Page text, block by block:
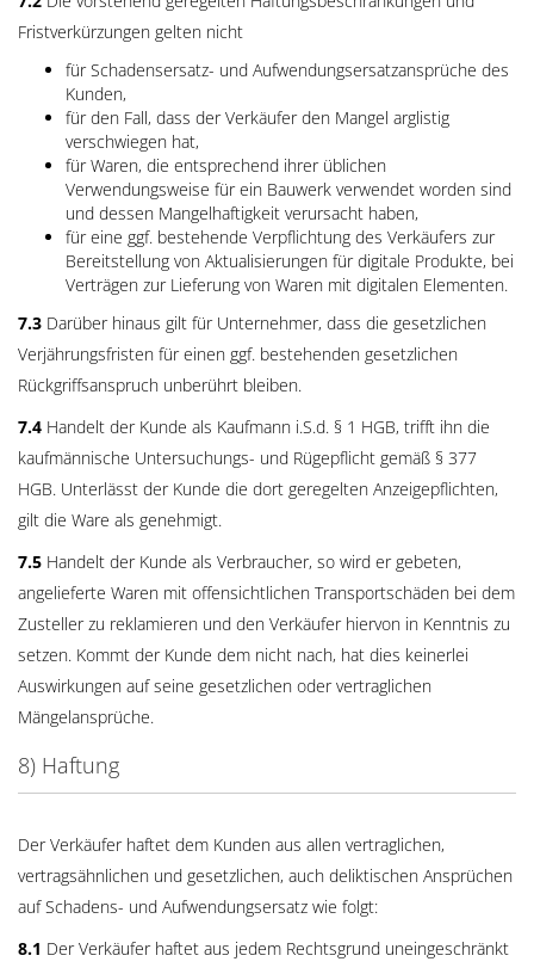
Fristverkürzungen gelten nicht
für Schadensersatz- und Aufwendungsersatzansprüche des
Kunden,
für den Fall, dass der Verkäufer den Mangel arglistig
verschwiegen hat,
für Waren, die entsprechend ihrer üblichen
Verwendungsweise für ein Bauwerk verwendet worden sind
und dessen Mangelhaftigkeit verursacht haben,
für eine ggf. bestehende Verpflichtung des Verkäufers zur
Bereitstellung von Aktualisierungen für digitale Produkte, bei
Verträgen zur Lieferung von Waren mit digitalen Elementen.
7.3 Darüber hinaus gilt für Unternehmer, dass die gesetzlichen
Verjährungsfristen für einen ggf. bestehenden gesetzlichen
Rückgriffsanspruch unberührt bleiben.
7.4 Handelt der Kunde als Kaufmann i.S.d. § 1 HGB, trifft ihn die
kaufmännische Untersuchungs- und Rügepflicht gemäß § 377
HGB. Unterlässt der Kunde die dort geregelten Anzeigepflichten,
gilt die Ware als genehmigt.
7.5 Handelt der Kunde als Verbraucher, so wird er gebeten,
angelieferte Waren mit offensichtlichen Transportschäden bei dem
Zusteller zu reklamieren und den Verkäufer hiervon in Kenntnis zu
setzen. Kommt der Kunde dem nicht nach, hat dies keinerlei
Auswirkungen auf seine gesetzlichen oder vertraglichen
Mängelansprüche.
8) Haftung
Der Verkäufer haftet dem Kunden aus allen vertraglichen,
vertragsähnlichen und gesetzlichen, auch deliktischen Ansprüchen
auf Schadens- und Aufwendungsersatz wie folgt:
8.1 Der Verkäufer haftet aus jedem Rechtsgrund uneingeschränkt